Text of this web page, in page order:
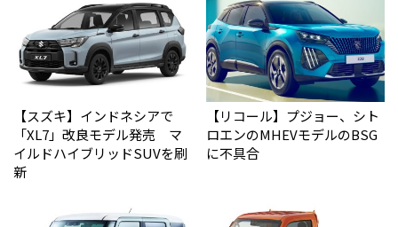
【スズキ】インドネシアで
「XL7」改良モデル発売 マ
イルドハイブリッドSUVを刷
新
【リコール】プジョー、シト
ロエンのMHEVモデルのBSG
に不具合